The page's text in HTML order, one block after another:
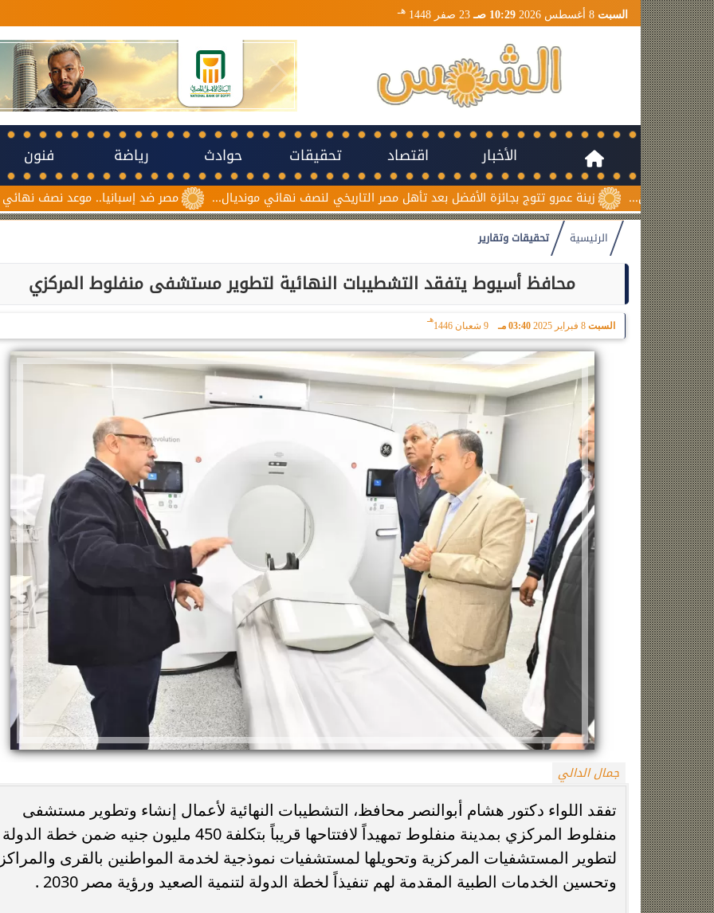
السبت 10:29 صـ 23 صفر 1448 هـ
الأخبار اقتصاد تحقيقات حوادث رياضة فنون
مصر ضد إسبانيا.. موعد نصف نهائي مونديال ناشئات زينة عمرو تتوج بجائزة الأفضل بعد تأهل مصر التاريخي لنصف نهائي مونديال...
الرئيسية تحقيقات وتقارير
محافظ أسيوط يتفقد التشطيبات النهائية لتطوير مستشفى منفلوط المركزي
السبت 8 فبراير 2025 03:40 مـ 9 شعبان 1446
هـ
جمال الدالي
تفقد اللواء دكتور هشام أبوالنصر محافظ، التشطيبات النهائية لأعمال إنشاء وتطوير مستشفى
منفلوط المركزي بمدينة منفلوط تمهيداً لافتتاحها قريباً بتكلفة 450 مليون جنيه ضمن خطة الدولة
لتطوير المستشفيات المركزية وتحويلها لمستشفيات نموذجية لخدمة المواطنين بالقرى
وتحسين الخدمات الطبية المقدمة لهم تنفيذاً لخطة الدولة لتنمية الصعيد ورؤية مصر 2030 .
زينة عمرو تتوج بجائزة الأفضل بعد تأهل مصر
التاريخي لنصف نهائي مونديال...
السيسي يدعم ناشئات مصر لكرة اليد بعد
خطوبة ملك قورة ويوسف عثمان..